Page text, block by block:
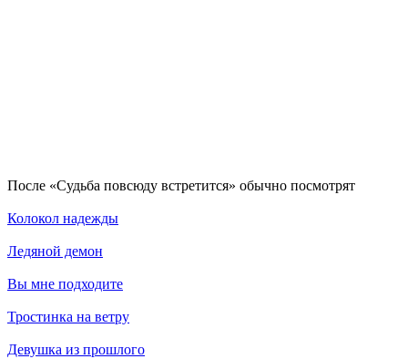
По­сле «Судьба повсюду встретится» обыч­но по­смот­рят
Колокол надежды
Ледяной демон
Вы мне подходите
Тростинка на ветру
Девушка из прошлого